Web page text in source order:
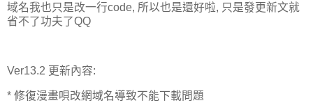
域名我也只是改一行code, 所以也是還好啦, 只是發更新文就
省不了功夫了QQ
Ver13.2 更新內容:
* 修復漫畫唄改網域名導致不能下載問題